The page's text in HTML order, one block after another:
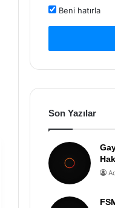
Beni hatırla
Son Yazılar